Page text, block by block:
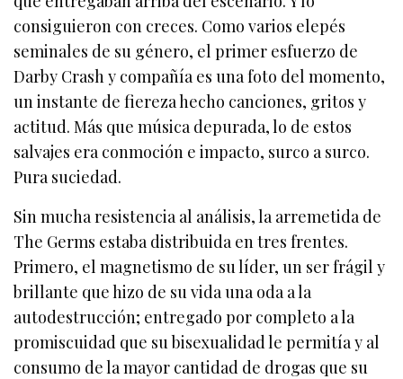
consiguieron con creces. Como varios elepés
seminales de su género, el primer esfuerzo de
Darby Crash y compañía es una foto del momento,
un instante de fiereza hecho canciones, gritos y
actitud. Más que música depurada, lo de estos
salvajes era conmoción e impacto, surco a surco.
Pura suciedad.
Sin mucha resistencia al análisis, la arremetida de
The Germs estaba distribuida en tres frentes.
Primero, el magnetismo de su líder, un ser frágil y
brillante que hizo de su vida una oda a la
autodestrucción; entregado por completo a la
promiscuidad que su bisexualidad le permitía y al
consumo de la mayor cantidad de drogas que su